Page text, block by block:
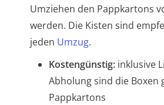
Umziehen den Pappkartons
werden. Die Kisten sind
jeden Umzug.
Kostengünstig: inklusive
Abholung sind die Boxen
Pappkartons